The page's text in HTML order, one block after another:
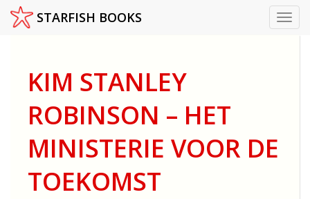
STARFISH BOOKS
KIM STANLEY
ROBINSON – HET
MINISTERIE VOOR DE
TOEKOMST